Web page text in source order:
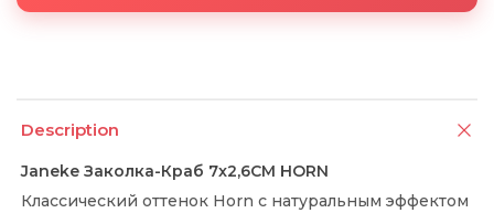
Description
Janeke Заколка-Краб 7x2,6СМ HORN
Классический оттенок Horn с натуральным эффектом